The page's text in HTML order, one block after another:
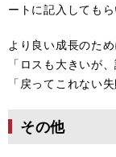
ートに記入してもら
より良い成長のた
「ロスも大きいが
「戻ってこれない
その他